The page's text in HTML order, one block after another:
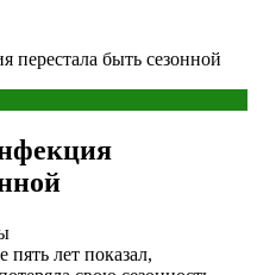
перестала быть сезонной
лет показал,